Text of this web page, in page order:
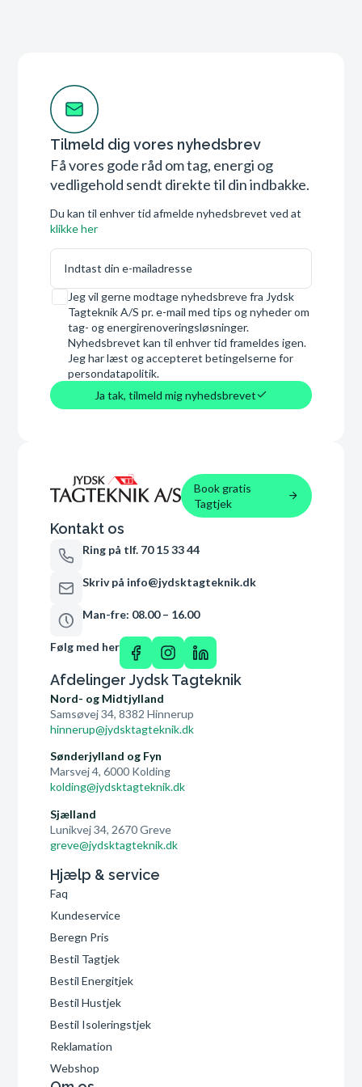
Tilmeld dig vores nyhedsbrev
Få vores gode råd om tag, energi og
vedligehold sendt direkte til din indbakke.
Du kan til enhver tid afmelde nyhedsbrevet ved at
klikke her
E-mail
Samtykke
Jeg vil gerne modtage nyhedsbreve fra Jydsk
Tagteknik A/S pr. e-mail med tips og nyheder om
tag- og energirenoveringsløsninger.
Nyhedsbrevet kan til enhver tid frameldes igen.
Jeg har læst og accepteret betingelserne for
persondatapolitik.
Ja tak, tilmeld mig nyhedsbrevet
Book gratis
Tagtjek
Kontakt os
Ring på tlf. 70 15 33 44
Skriv på info@jydsktagteknik.dk
Man-fre: 08.00 – 16.00
Følg med her
Afdelinger Jydsk Tagteknik
Nord- og Midtjylland
Samsøvej 34, 8382 Hinnerup
hinnerup@jydsktagteknik.dk
Sønderjylland og Fyn
Marsvej 4, 6000 Kolding
kolding@jydsktagteknik.dk
Sjælland
Lunikvej 34, 2670 Greve
greve@jydsktagteknik.dk
Hjælp & service
Faq
Kundeservice
Beregn Pris
Bestil Tagtjek
Bestil Energitjek
Bestil Hustjek
Bestil Isoleringstjek
Reklamation
Webshop